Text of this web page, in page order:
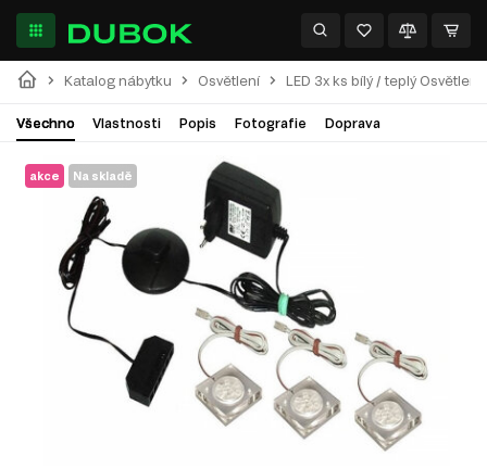
Katalog nábytku Osvětlení LED 3x ks bílý / teplý Osvětlení
Všechno Vlastnosti Popis Fotografie Doprava
akce Na skladě